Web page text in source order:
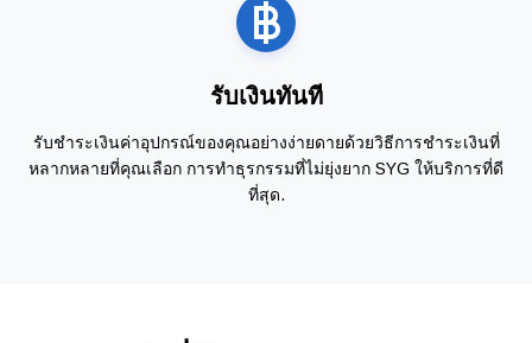
รับเงินทันที
รับชำระเงินค่าอุปกรณ์ของคุณอย่างง่ายดายด้วยวิธีการชำระเงินที่
หลากหลายที่คุณเลือก การทำธุรกรรมที่ไม่ยุ่งยาก SYG ให้บริการที่ดี
ที่สุด.